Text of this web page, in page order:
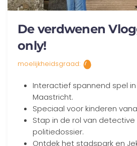
De verdwenen
only!
moelijkheidsgraad:
Interactief spannend spel
Maastricht.
Speciaal voor kinderen
Stap in de rol van
politiedossier.
Ontdek het stadspark en